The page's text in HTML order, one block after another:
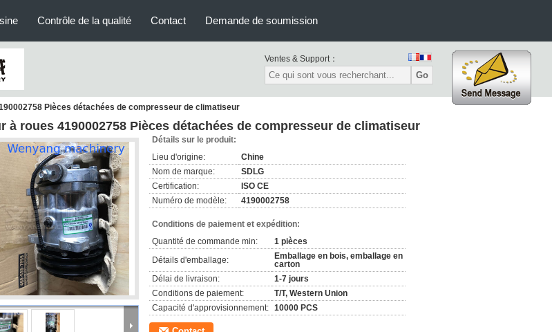
Contrôle de la qualité Contact Demande de soumission
Ventes & Support：
Go
Pièces détachées de compresseur de climatiseur
à roues 4190002758 Pièces détachées de compresseur de climatiseur
Détails sur le produit:
Lieu d'origine:
Chine
Nom de marque:
SDLG
Certification:
ISO CE
Numéro de modèle:
4190002758
Conditions de paiement et expédition:
Quantité de commande min:
1 pièces
Détails d'emballage:
Emballage en bois, emballage en
carton
Délai de livraison:
1-7 jours
Conditions de paiement:
T/T, Western Union
Capacité d'approvisionnement: 10000 PCS